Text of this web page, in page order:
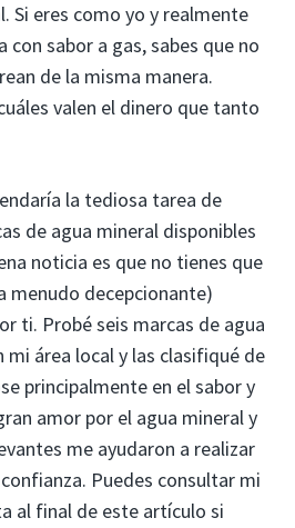
Si eres como yo y realmente
sabor a gas, sabes que no
de la misma manera.
valen el dinero que tanto
la tediosa tarea de
de agua mineral disponibles
noticia es que no tienes que
menudo decepcionante)
ti. Probé seis marcas de agua
mi área local y las clasifiqué de
principalmente en el sabor y
amor por el agua mineral y
me ayudaron a realizar
Puedes consultar mi
al final de este artículo si